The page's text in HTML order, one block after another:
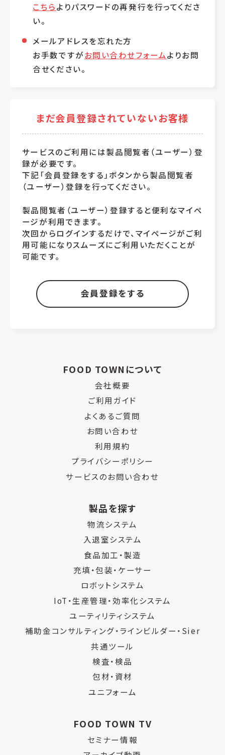
こちらよりパスワードの再発行を行ってくださ
い。
メールアドレスを忘れた方
お手数ですがお問い合わせフォームよりお問
合せください。
まだ会員登録されていないお客様
サービスのご利用には製品閲覧者（ユーザー）登
録が必要です。
下記「会員登録をする」ボタンから製品閲覧者
（ユーザー）登録を行ってください。
製品閲覧者（ユーザー）登録すると便利なマイペ
ージが利用できます。
次回からログインするだけで、マイページがご利
用可能になりスムーズにご利用いただくことが
可能です。
会員登録をする
FOOD TOWNについて
会社概要
ご利用ガイド
よくあるご質問
お問い合わせ
利用規約
プライバシーポリシー
サービスのお問い合わせ
製品を探す
物流システム
入退室システム
食品加工・製造
充填・包装・ケーサー
ロボットシステム
IoT・生産管理・効率化システム
ユーティリティシステム
補助金コンサルティング・ラインビルダー・Sier
共通ツール
検査・検品
包材・資材
ユニフォーム
FOOD TOWN TV
セミナー情報